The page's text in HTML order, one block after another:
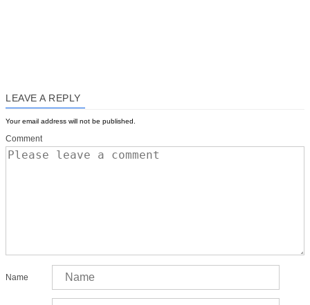
LEAVE A REPLY
Your email address will not be published.
Comment
Name